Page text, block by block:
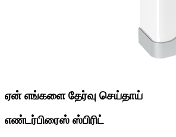
ஏன் எங்களை தேர்வு செய்தாய்
எண்டர்பிரைஸ் ஸ்பிரிட்